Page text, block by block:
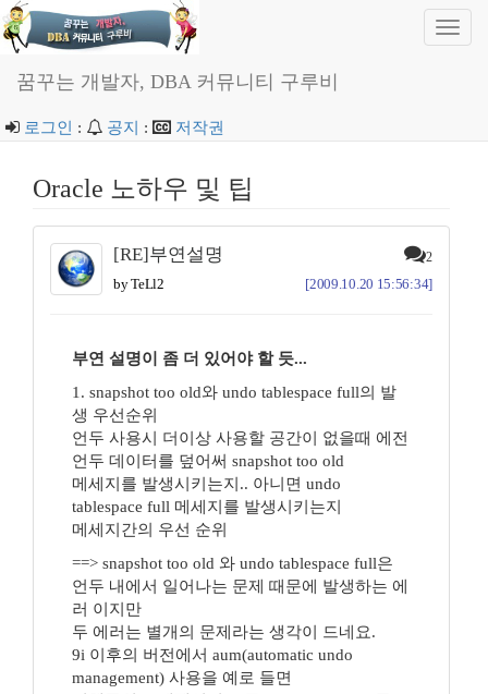
꿈꾸는 개발자, DBA 커뮤니티 구루비
로그인 : 공지 : 저작권
Oracle 노하우 및 팁
[RE]부연설명 2
by TeLl2 [2009.10.20 15:56:34]
부연 설명이 좀 더 있어야 할 듯...
1. snapshot too old와 undo tablespace full의 발
생 우선순위
언두 사용시 더이상 사용할 공간이 없을때 에전
언두 데이터를 덮어써 snapshot too old
메세지를 발생시키는지.. 아니면 undo
tablespace full 메세지를 발생시키는지
메세지간의 우선 순위
==> snapshot too old 와 undo tablespace full은
언두 내에서 일어나는 문제 때문에 발생하는 에
러 이지만
두 에러는 별개의 문제라는 생각이 드네요.
9i 이후의 버전에서 aum(automatic undo
management) 사용을 예로 들면